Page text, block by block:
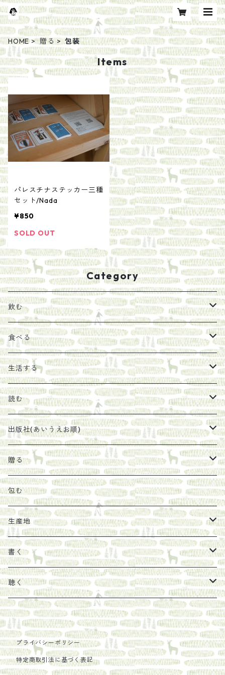
HOME 贈る 包装
Items
パレスチナステッカー三種
セット/Nada
¥850
SOLD OUT
Category
飲む
お茶
エキス
珈琲豆
太山寺珈琲焙煎室
食べる
ジャム
うめぼし
塩
オリーブオイル
その他
マスコバド糖
しょうがパウダー
野菜・果物
新しょうが
レモン
生活する
エコラップ
石けん
ヘチマたわし
陶器
馬目隆宏
絵
タンブラー
読む
刊行から時間が経ったけれど、長く売り続けたい一冊
贈り物に勧めたい絵本
紀伊半島ブックマルシェ関連本
らくだ舎出帆室の参考本など
新刊では販売しづらくなった本を巡らせて
古本や自由価格本から探す
出版社(あいうえお順)
らくだ舎出帆室
リトルプレス
mario books
タイドラー
Sakumag
地下BOOKS
疋田千里
PHILOSOPHIA
海外出版社
古本
あ行
明石書店
赤々舎
亜紀書房
か行
偕成社
笠間書院
さ行
里山社
贈る
包装
ギフトセット
カレンダー
カップ
ステッカー
包む
生産地
色川
そこそこ農園
農家民泊JUGEM
だものみち
安田農園
フィリピン
パレスチナ
インドネシア
書く
カムワッカ
らくだ舎
ポストカード
聴く
里
COLECTIVO ALTEPE
プライバシーポリシー
特定商取引法に基づく表記